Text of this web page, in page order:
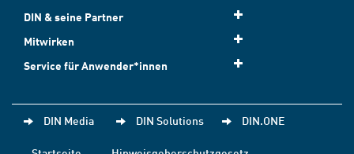
DIN & seine Partner
Mitwirken
Service für Anwender*innen
DIN Media DIN Solutions DIN.ONE